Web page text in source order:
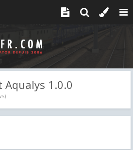
Aqualys 1.0.0